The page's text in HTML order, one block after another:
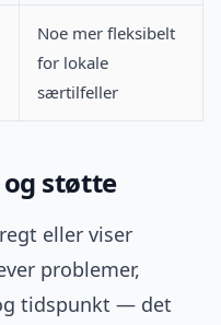
Noe mer fleksibelt
for lokale
særtilfeller
støtte
eller viser
problemer,
tidspunkt — det